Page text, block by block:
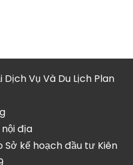
Vụ Và Du Lịch Plan
địa
Sở kế hoạch đầu tư Kiên